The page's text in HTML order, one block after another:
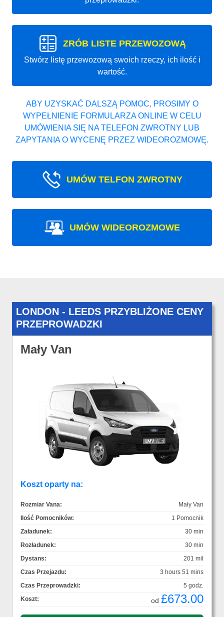
ZRÓB LISTE PRZEWOZOWĄ
Stwórz listę przewozową swoich rzeczy, ich ilość i
wartość.
ABY UZYSKAĆ DALSZĄ POMOC, PROSIMY O
WYPEŁNIENIE FORMULARZA ONLINE W CELU
UMÓWIENIA SIĘ NA TELEFON ZWROTNY LUB
ZAPYTANIA O WYCENĘ PRZEZ WIDEOROZMOWĘ.
UMÓW TELFON ZWROTNY
UMÓW WIDEOROZMOWE
LONDON - LEEDS PRZYBLIŻONE CENY
PRZEPROWADZKI
Mały Van
Koszt oparty na:
Rozmiar Vana:
Mały Van
Ilość Pomocników:
1 Pomocnik
Załadunek:
30 min
Rozładunek:
30 min
Dystans:
201 mil
Czas Przejazdu:
3 hours 51 mins
Czas Przeprowadzki:
5 godz.
Koszt:
od £673.00